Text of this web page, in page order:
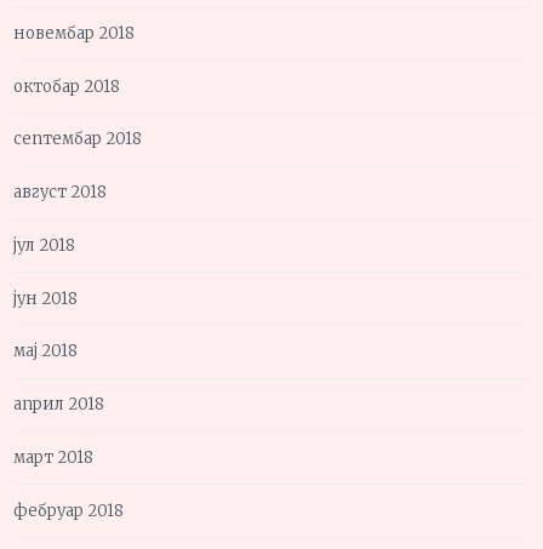
новембар 2018
октобар 2018
септембар 2018
август 2018
јул 2018
јун 2018
мај 2018
април 2018
март 2018
фебруар 2018